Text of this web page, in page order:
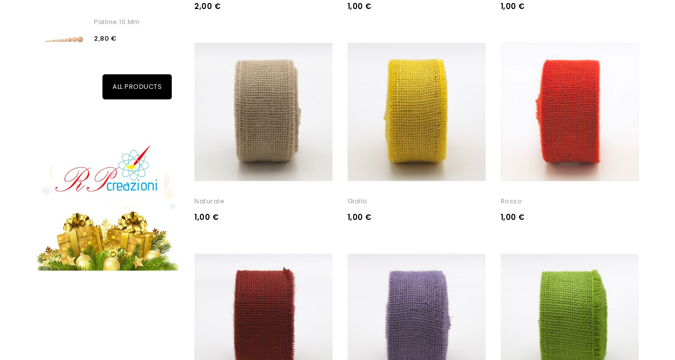
Palline 10 Mm
2,80 €
ALL PRODUCTS
2,00 € 1,00 € 1,00 €
Naturale
1,00 €
Giallo
1,00 €
Rosso
1,00 €